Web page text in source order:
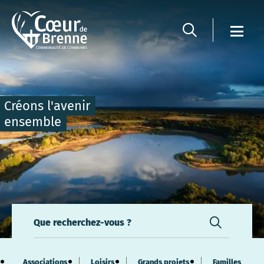
Créons l'avenir
ensemble
Que recherchez-vous ?
Associations Loisirs Grands projets Familles